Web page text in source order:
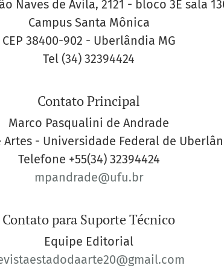
Naves de Avila, 2121 - bloco 3E sala
Campus Santa Mônica
CEP 38400-902 - Uberlândia MG
Tel (34) 32394424
Contato Principal
Marco Pasqualini de Andrade
- Universidade Federal de
Telefone +55(34) 32394424
mpandrade@ufu.br
Contato para Suporte Técnico
Equipe Editorial